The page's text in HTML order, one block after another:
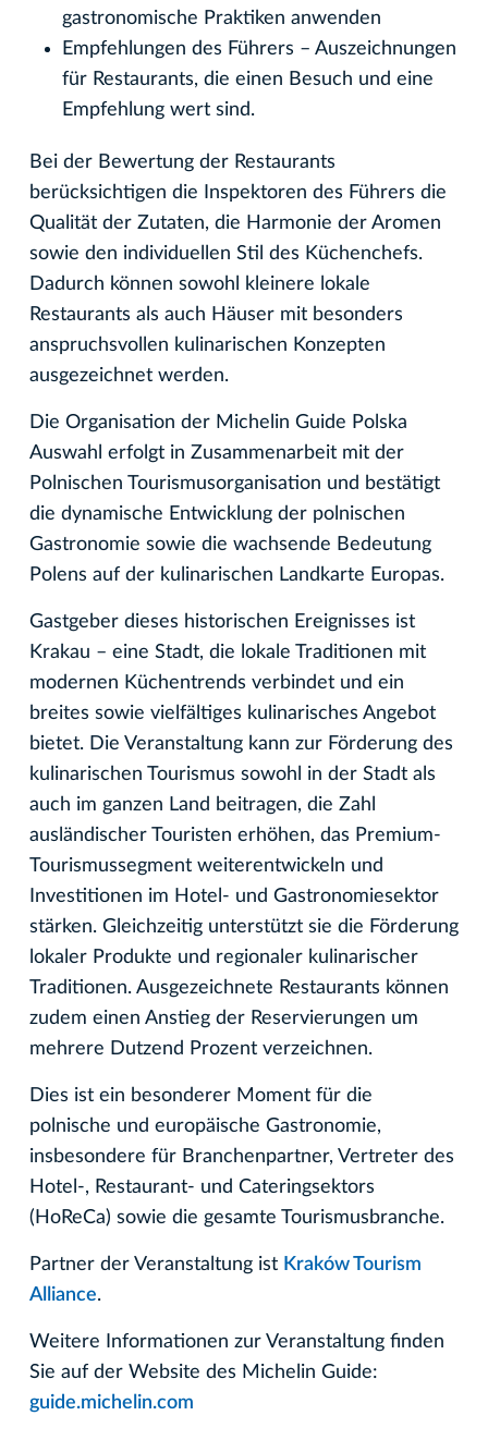
gastronomische Praktiken anwenden
Empfehlungen des Führers – Auszeichnungen
für Restaurants, die einen Besuch und eine
Empfehlung wert sind.
Bei der Bewertung der Restaurants
berücksichtigen die Inspektoren des Führers die
Qualität der Zutaten, die Harmonie der Aromen
sowie den individuellen Stil des Küchenchefs.
Dadurch können sowohl kleinere lokale
Restaurants als auch Häuser mit besonders
anspruchsvollen kulinarischen Konzepten
ausgezeichnet werden.
Die Organisation der Michelin Guide Polska
Auswahl erfolgt in Zusammenarbeit mit der
Polnischen Tourismusorganisation und bestätigt
die dynamische Entwicklung der polnischen
Gastronomie sowie die wachsende Bedeutung
Polens auf der kulinarischen Landkarte Europas.
Gastgeber dieses historischen Ereignisses ist
Krakau – eine Stadt, die lokale Traditionen mit
modernen Küchentrends verbindet und ein
breites sowie vielfältiges kulinarisches Angebot
bietet. Die Veranstaltung kann zur Förderung des
kulinarischen Tourismus sowohl in der Stadt als
auch im ganzen Land beitragen, die Zahl
ausländischer Touristen erhöhen, das Premium-
Tourismussegment weiterentwickeln und
Investitionen im Hotel- und Gastronomiesektor
stärken. Gleichzeitig unterstützt sie die Förderung
lokaler Produkte und regionaler kulinarischer
Traditionen. Ausgezeichnete Restaurants können
zudem einen Anstieg der Reservierungen um
mehrere Dutzend Prozent verzeichnen.
Dies ist ein besonderer Moment für die
polnische und europäische Gastronomie,
insbesondere für Branchenpartner, Vertreter des
Hotel-, Restaurant- und Cateringsektors
(HoReCa) sowie die gesamte Tourismusbranche.
Partner der Veranstaltung ist Kraków Tourism
Alliance.
Weitere Informationen zur Veranstaltung finden
Sie auf der Website des Michelin Guide:
guide.michelin.com